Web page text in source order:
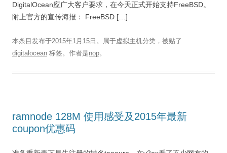
DigitalOcean应广大客户要求，在今天正式开始支持FreeBSD。
附上官方的宣传海报： FreeBSD […]
本条目发布于2015年1月15日 。属于虚拟主机分类，被贴了
digitalocean 标签。 作者是nop。
ramnode 128M 使用感受及2015年最新
coupon优惠码